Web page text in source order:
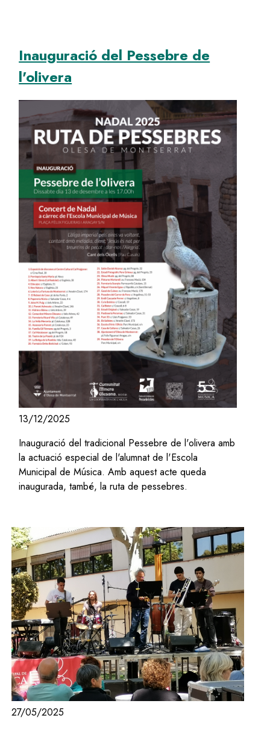
Inauguració del Pessebre de
l'olivera
13/12/2025
Inauguració del tradicional Pessebre de l'olivera amb
la actuació especial de l'alumnat de l'Escola
Municipal de Música. Amb aquest acte queda
inaugurada, també, la ruta de pessebres.
27/05/2025